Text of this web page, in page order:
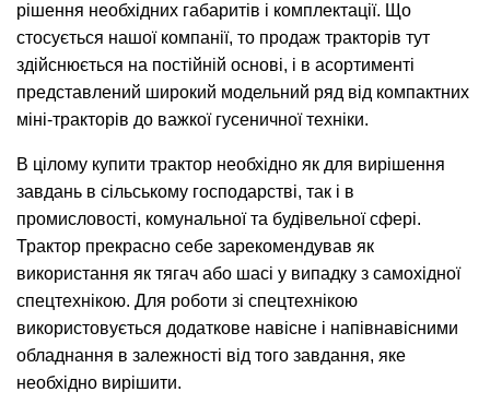
рішення необхідних габаритів і комплектації. Що
стосується нашої компанії, то продаж тракторів тут
здійснюється на постійній основі, і в асортименті
представлений широкий модельний ряд від компактних
міні-тракторів до важкої гусеничної техніки.
В цілому купити трактор необхідно як для вирішення
завдань в сільському господарстві, так і в
промисловості, комунальної та будівельної сфері.
Трактор прекрасно себе зарекомендував як
використання як тягач або шасі у випадку з самохідної
спецтехнікою. Для роботи зі спецтехнікою
використовується додаткове навісне і напівнавісними
обладнання в залежності від того завдання, яке
необхідно вирішити.